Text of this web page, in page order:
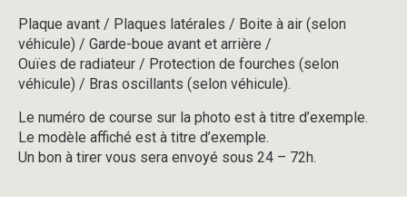
Plaque avant / Plaques latérales / Boite à air (selon
véhicule) / Garde-boue avant et arrière /
Ouïes de radiateur / Protection de fourches (selon
véhicule) / Bras oscillants (selon véhicule).
Le numéro de course sur la photo est à titre d’exemple.
Le modèle affiché est à titre d’exemple.
Un bon à tirer vous sera envoyé sous 24 – 72h.